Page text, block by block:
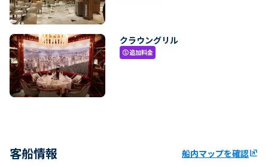
クラウングリル
paid追加料金
客船情報 船内マップを確認ungroup